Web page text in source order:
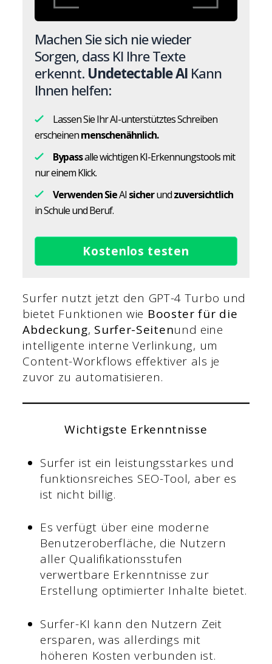
Machen Sie sich nie wieder
Sorgen, dass KI Ihre Texte
erkennt. Undetectable AI Kann
Ihnen helfen:
Lassen Sie Ihr AI-unterstütztes Schreiben
erscheinenmenschenähnlich.
Bypassalle wichtigen KI-Erkennungstools mit
nur einem Klick.
Verwenden SieAI sicherundzuversichtlich
in Schule und Beruf.
Kostenlos testen
Surfer nutzt jetzt den GPT-4 Turbo und
bietet Funktionen wie Booster für die
Abdeckung, Surfer-Seitenund eine
intelligente interne Verlinkung, um
Content-Workflows effektiver als je
zuvor zu automatisieren.
Wichtigste Erkenntnisse
Surfer ist ein leistungsstarkes und
funktionsreiches SEO-Tool, aber es
ist nicht billig.
Es verfügt über eine moderne
Benutzeroberfläche, die Nutzern
aller Qualifikationsstufen
verwertbare Erkenntnisse zur
Erstellung optimierter Inhalte bietet.
Surfer-KI kann den Nutzern Zeit
ersparen, was allerdings mit
höheren Kosten verbunden ist.